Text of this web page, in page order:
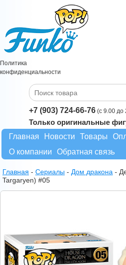
Политика
конфиденциальности
+7 (903) 724-66-76 (с 9.00 до
Только оригинальные
Главная
Новости Товары
О компании
Обратная связь
Главная - Сериалы - Дом дракона -
Targaryen) #05